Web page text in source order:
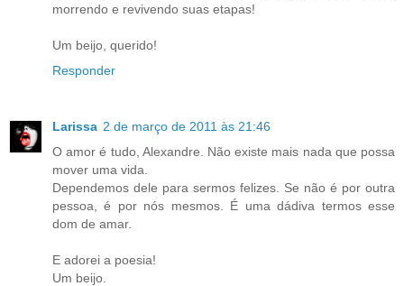
morrendo e revivendo suas etapas!
Um beijo, querido!
Responder
Larissa 2 de março de 2011 às 21:46
O amor é tudo, Alexandre. Não existe mais nada que possa
mover uma vida.
Dependemos dele para sermos felizes. Se não é por outra
pessoa, é por nós mesmos. É uma dádiva termos esse
dom de amar.
E adorei a poesia!
Um beijo.